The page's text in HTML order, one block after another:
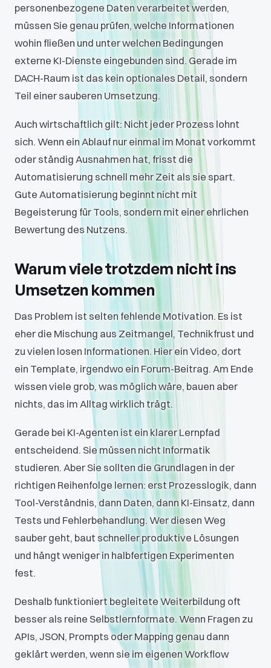
personenbezogene Daten verarbeitet werden,
müssen Sie genau prüfen, welche Informationen
wohin fließen und unter welchen Bedingungen
externe KI-Dienste eingebunden sind. Gerade im
DACH-Raum ist das kein optionales Detail, sondern
Teil einer sauberen Umsetzung.
Auch wirtschaftlich gilt: Nicht jeder Prozess lohnt
sich. Wenn ein Ablauf nur einmal im Monat vorkommt
oder ständig Ausnahmen hat, frisst die
Automatisierung schnell mehr Zeit als sie spart.
Gute Automatisierung beginnt nicht mit
Begeisterung für Tools, sondern mit einer ehrlichen
Bewertung des Nutzens.
Warum viele trotzdem nicht ins
Umsetzen kommen
Das Problem ist selten fehlende Motivation. Es ist
eher die Mischung aus Zeitmangel, Technikfrust und
zu vielen losen Informationen. Hier ein Video, dort
ein Template, irgendwo ein Forum-Beitrag. Am Ende
wissen viele grob, was möglich wäre, bauen aber
nichts, das im Alltag wirklich trägt.
Gerade bei KI-Agenten ist ein klarer Lernpfad
entscheidend. Sie müssen nicht Informatik
studieren. Aber Sie sollten die Grundlagen in der
richtigen Reihenfolge lernen: erst Prozesslogik, dann
Tool-Verständnis, dann Daten, dann KI-Einsatz, dann
Tests und Fehlerbehandlung. Wer diesen Weg
sauber geht, baut schneller produktive Lösungen
und hängt weniger in halbfertigen Experimenten
fest.
Deshalb funktioniert begleitete Weiterbildung oft
besser als reine Selbstlernformate. Wenn Fragen zu
APIs, JSON, Prompts oder Mapping genau dann
geklärt werden, wenn sie im eigenen Workflow